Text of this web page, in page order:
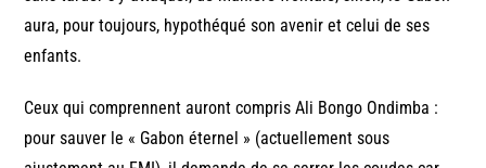
aura, pour toujours, hypothéqué son avenir et celui de ses
enfants.
Ceux qui comprennent auront compris Ali Bongo Ondimba :
pour sauver le « Gabon éternel » (actuellement sous